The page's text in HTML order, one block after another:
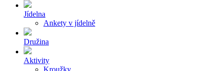
Jídelna
Ankety v jídelně
Družina
Aktivity
Kroužky